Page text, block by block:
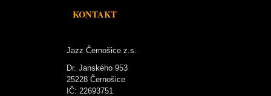
KONTAKT
Jazz Černošice z.s.
Dr. Janského 953
25228 Černošice
IČ: 22693751